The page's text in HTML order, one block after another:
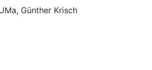
Günther Krisch